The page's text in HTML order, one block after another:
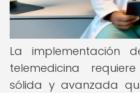
La
telemedicina
sólida y avanzada